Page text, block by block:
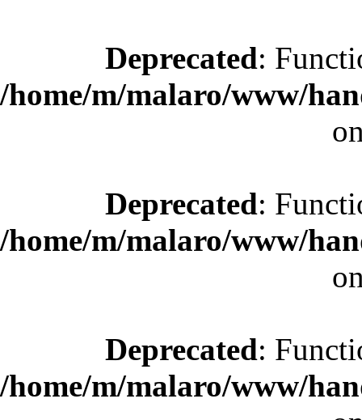
Deprecated:
/home/m/malaro/www/
Deprecated:
/home/m/malaro/www/
Deprecated:
/home/m/malaro/www/